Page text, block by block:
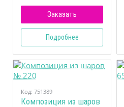
Заказать
Подробнее
Код: 751389
Композиция из шаров